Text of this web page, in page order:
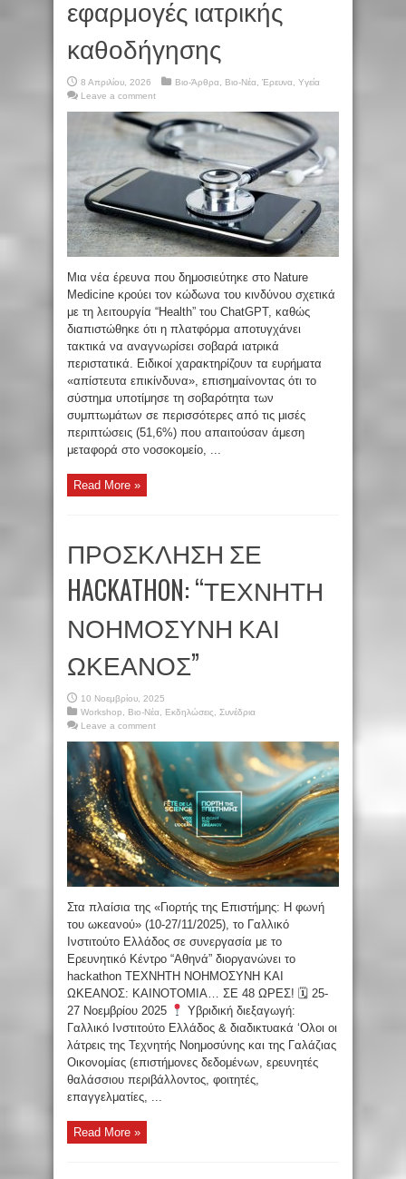
εφαρμογές ιατρικής
καθοδήγησης
8 Απριλίου, 2026 Βιο-Άρθρα Βιο-Νέα Έρευνα Υγεία
Leave a comment
Μια νέα έρευνα που δημοσιεύτηκε στο Nature
Medicine κρούει τον κώδωνα του κινδύνου σχετικά
με τη λειτουργία “Health” του ChatGPT, καθώς
διαπιστώθηκε ότι η πλατφόρμα αποτυγχάνει
τακτικά να αναγνωρίσει σοβαρά ιατρικά
περιστατικά. Ειδικοί χαρακτηρίζουν τα ευρήματα
«απίστευτα επικίνδυνα», επισημαίνοντας ότι το
σύστημα υποτίμησε τη σοβαρότητα των
συμπτωμάτων σε περισσότερες από τις μισές
περιπτώσεις (51,6%) που απαιτούσαν άμεση
μεταφορά στο νοσοκομείο, ...
Read More »
ΠΡΟΣΚΛΗΣΗ ΣΕ
HACKATHON: “ΤΕΧΝΗΤΗ
ΝΟΗΜΟΣΥΝΗ ΚΑΙ
ΩΚΕΑΝΟΣ”
10 Νοεμβρίου, 2025
Workshop
Βιο-Νέα Εκδηλώσεις
Συνέδρια
Leave a comment
Στα πλαίσια της «Γιορτής της Επιστήμης: Η φωνή
του ωκεανού» (10-27/11/2025), το Γαλλικό
Ινστιτούτο Ελλάδος σε συνεργασία με το
Ερευνητικό Κέντρο “Αθηνά” διοργανώνει το
hackathon ΤΕΧΝΗΤΗ ΝΟΗΜΟΣΥΝΗ ΚΑΙ
ΩΚΕΑΝΟΣ: ΚΑΙΝΟΤΟΜΙΑ… ΣΕ 48 ΩΡΕΣ! 🗓 25-
27 Νοεμβρίου 2025
Υβριδική διεξαγωγή:
Γαλλικό Ινστιτούτο Ελλάδος & διαδικτυακά ‘Ολοι οι
λάτρεις της Τεχνητής Νοημοσύνης και της Γαλάζιας
Οικονομίας (επιστήμονες δεδομένων, ερευνητές
θαλάσσιου περιβάλλοντος, φοιτητές,
επαγγελματίες, ...
Read More »